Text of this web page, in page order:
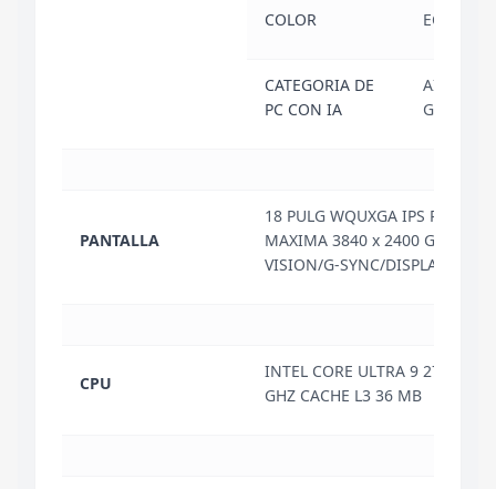
COLOR ECLIPSE
CATEGORIA DE
PC CON IA
AI-
GAMING
PANTALLA
18 PULG WQUXGA IPS
MAXIMA 3840 x 2400 GLOSSY/
VISION/G-SYNC/
CPU
INTEL CORE ULTRA 9 275HX
GHZ CACHE L3 36 MB